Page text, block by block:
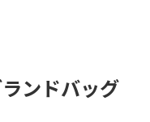
ンドバッグ